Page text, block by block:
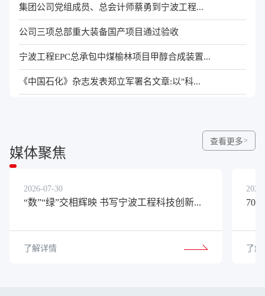
集团公司党组成员、总会计师蔡勇到宁波工程...
公司三项总部重大装备国产项目通过验收
宁波工程EPC总承包中煤榆林项目甲醇合成装置...
《中国石化》杂志发表郑立军署名文章:以"科...
媒体聚焦
查看更多
2026-07-30
“数”“绿”交相辉映 书写宁波工程科技创新...
了解详情
703
了解